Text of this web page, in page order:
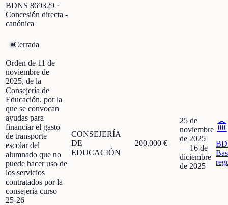
BDNS 869329 ·
Concesión directa -
canónica
Cerrada
Orden de 11 de
noviembre de
2025, de la
Consejería de
Educación, por la
que se convocan
ayudas para
financiar el gasto
de transporte
escolar del
alumnado que no
puede hacer uso de
los servicios
contratados por la
consejería curso
25-26
CONSEJERÍA
DE
EDUCACIÓN
200.000 €
25 de
noviembre
de 2025
— 16 de
diciembre
de 2025